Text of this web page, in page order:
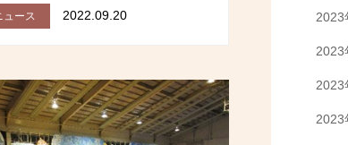
ュース 2022.09.20 2023
2023
2023
2023